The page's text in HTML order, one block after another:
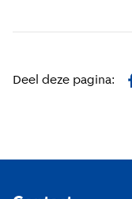
Deel deze pagina: